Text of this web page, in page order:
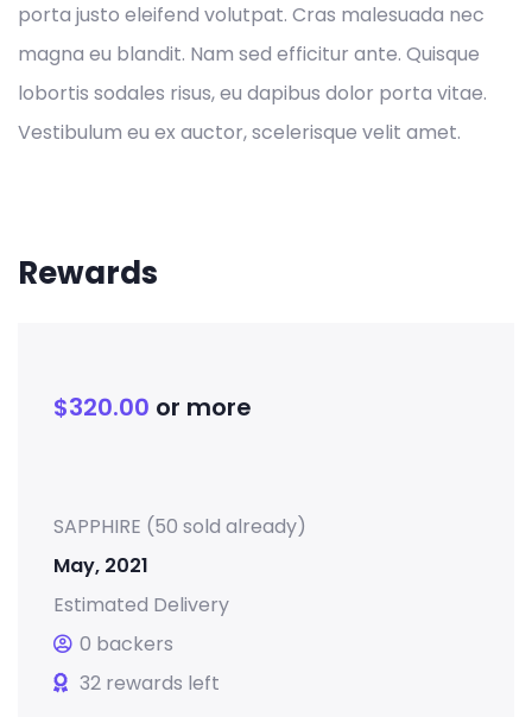
porta justo eleifend volutpat. Cras malesuada nec
magna eu blandit. Nam sed efficitur ante. Quisque
lobortis sodales risus, eu dapibus dolor porta vitae.
Vestibulum eu ex auctor, scelerisque velit amet.
Rewards
$320.00 or more
SAPPHIRE (50 sold already)
May, 2021
Estimated Delivery
0 backers
32 rewards left